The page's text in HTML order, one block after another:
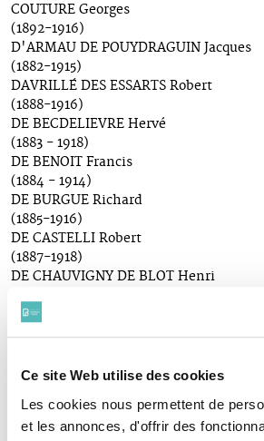
Ce site Web utilise des cookies
Les cookies nous permettent de
et les annonces, d'offrir des
COUTURE Georges
(1892-1916)
D'ARMAU DE POUYDRAGUIN Jacques
(1882-1915)
DAVRILLÉ DES ESSARTS Robert
(1888-1916)
DE BECDELIEVRE Hervé
(1883 - 1918)
DE BENOIT Francis
(1884 - 1914)
DE BURGUE Richard
(1885-1916)
DE CASTELLI Robert
(1887-1918)
DE CHAUVIGNY DE BLOT Henri
DE LAMBEL Thierry
(1892-1914)
(1880-1915)
(1886 - 1918)
DE SAL CHAVEREBIERE Auguste